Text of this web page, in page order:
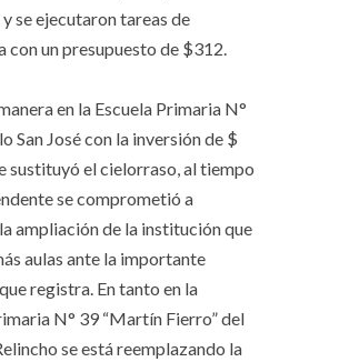
se ejecutaron tareas de
con un presupuesto de $312.
en la Escuela Primaria N°
San José con la inversión de $
sustituyó el cielorraso, al tiempo
se comprometió a
ampliación de la institución que
aulas ante la importante
registra. En tanto en la
N° 39 “Martín Fierro” del
se está reemplazando la